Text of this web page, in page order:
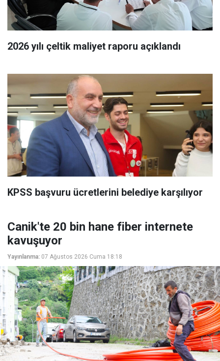
2026 yılı çeltik maliyet raporu açıklandı
KPSS başvuru ücretlerini belediye karşılıyor
Canik'te 20 bin hane fiber internete
kavuşuyor
Yayınlanma: 07 Ağustos 2026 Cuma 18:18